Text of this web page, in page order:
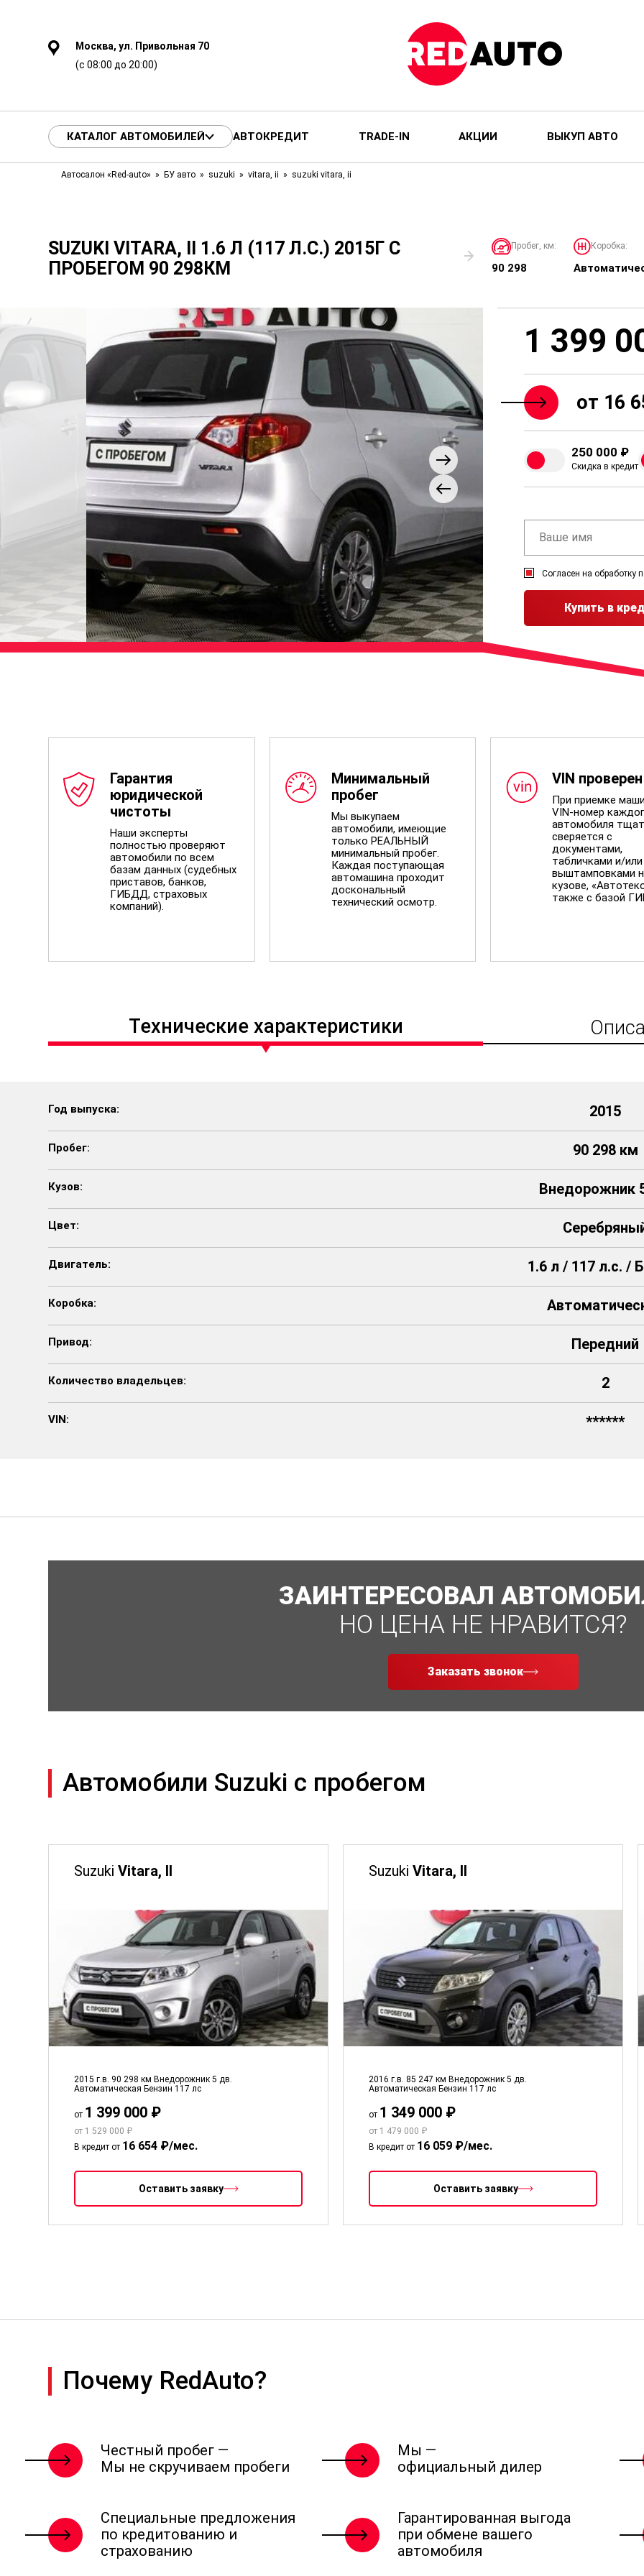
Москва, ул. Привольная 70
(с 08:00 до 20:00)
КАТАЛОГ АВТОМОБИЛЕЙ АВТОКРЕДИТ TRADE-IN АКЦИИ ВЫКУП АВТО
Автосалон «Red-auto» БУ авто suzuki vitara, ii suzuki vitara, ii
SUZUKI VITARA, II 1.6 Л (117 Л.С.) 2015Г С
ПРОБЕГОМ 90 298КМ
Пробег, км:
90 298
Коробка:
1 399
от 16
250 000 ₽
Скидка в кредит
Согласен на обработку
Купить в
Гарантия
юридической
чистоты
Наши эксперты
полностью проверяют
автомобили по всем
базам данных (судебных
приставов, банков,
ГИБДД, страховых
компаний).
Минимальный
пробег
Мы выкупаем
автомобили, имеющие
только РЕАЛЬНЫЙ
минимальный пробег.
Каждая поступающая
автомашина проходит
доскональный
технический осмотр.
VIN проверен
При приемке
VIN-номер
автомобиля
сверяется с
документами,
табличками и/или
выштамповками
кузове,
также с базой
Технические характеристики
Год выпуска:
Пробег:
Кузов:
Цвет:
Двигатель:
Коробка:
Привод:
Количество владельцев:
VIN:
2015
90 298 км
Внедорожник
1.6 л / 117 л.с. /
Передний
2
******
ЗАИНТЕРЕСОВАЛ
НО ЦЕНА НЕ НРАВИТСЯ?
Заказать звонок
Автомобили Suzuki с пробегом
Suzuki Vitara, II
2015 г.в. 90 298 км Внедорожник 5 дв.
Автоматическая Бензин 117 лс
от 1 399 000 ₽
от 1 529 000 ₽
В кредит от 16 654 ₽/мес.
Оставить заявку
Suzuki Vitara, II
2016 г.в. 85 247 км Внедорожник 5 дв.
Автоматическая Бензин 117 лс
от 1 349 000 ₽
от 1 479 000 ₽
В кредит от 16 059 ₽/мес.
Оставить заявку
Почему RedAuto?
Честный пробег —
Мы не скручиваем пробеги
Мы —
официальный дилер
Специальные предложения
по кредитованию и
страхованию
Гарантированная выгода
при обмене вашего
автомобиля